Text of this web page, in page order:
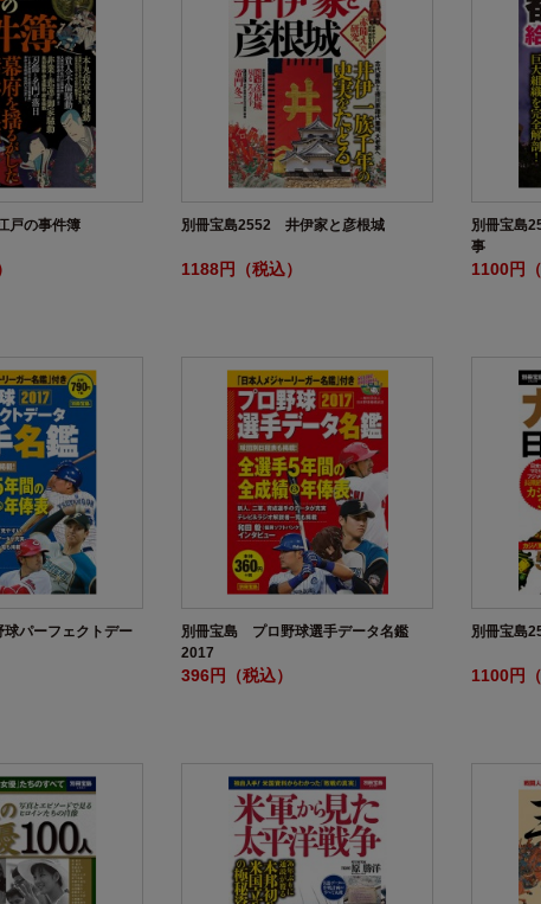
戸の事件簿 別冊宝島2552 井伊家と彦根城
1188円（税込）
別冊宝島
事
1100円（
パーフェクトデー
別冊宝島 プロ野球選手データ名鑑
2017
396円（税込）
別冊宝島
1100円（